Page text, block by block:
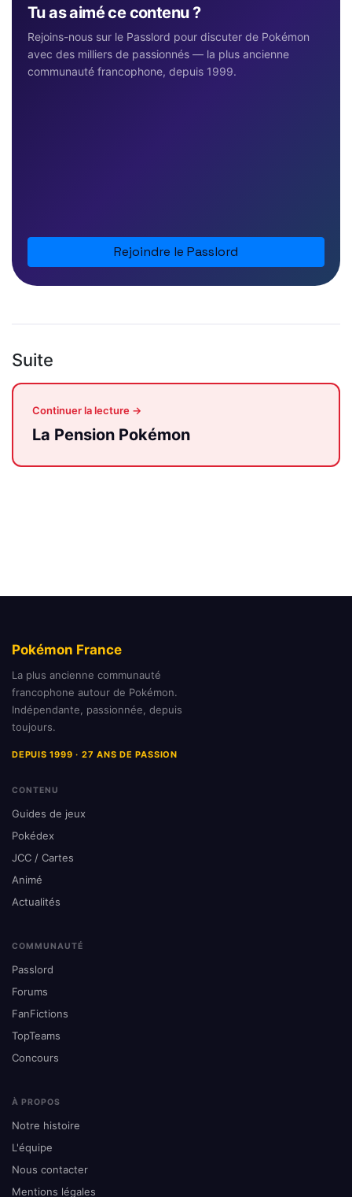
Tu as aimé ce contenu ?
Rejoins-nous sur le Passlord pour discuter de Pokémon
avec des milliers de passionnés — la plus ancienne
communauté francophone, depuis 1999.
Rejoindre le Passlord
Suite
Continuer la lecture →
La Pension Pokémon
Pokémon France
La plus ancienne communauté
francophone autour de Pokémon.
Indépendante, passionnée, depuis
toujours.
DEPUIS 1999 · 27 ANS DE PASSION
CONTENU
Guides de jeux
Pokédex
JCC / Cartes
Animé
Actualités
COMMUNAUTÉ
Passlord
Forums
FanFictions
TopTeams
Concours
À PROPOS
Notre histoire
L'équipe
Nous contacter
Mentions légales